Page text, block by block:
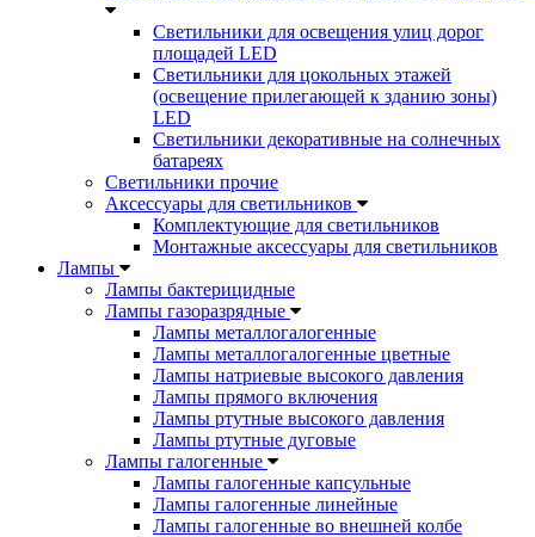
Светильники для освещения улиц дорог
площадей LED
Светильники для цокольных этажей
(освещение прилегающей к зданию зоны)
LED
Светильники декоративные на солнечных
батареях
Светильники прочие
Аксессуары для светильников
Комплектующие для светильников
Монтажные аксессуары для светильников
Лампы
Лампы бактерицидные
Лампы газоразрядные
Лампы металлогалогенные
Лампы металлогалогенные цветные
Лампы натриевые высокого давления
Лампы прямого включения
Лампы ртутные высокого давления
Лампы ртутные дуговые
Лампы галогенные
Лампы галогенные капсульные
Лампы галогенные линейные
Лампы галогенные во внешней колбе